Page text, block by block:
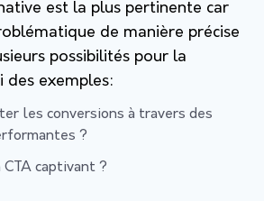
est la plus pertinente car
de manière précise
possibilités pour la
des exemples:
les conversions à travers des
?
captivant ?